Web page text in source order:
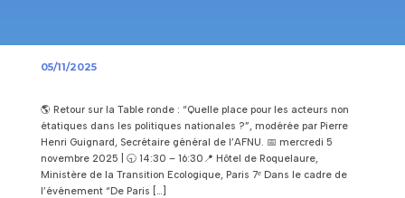
05/11/2025
🌎 Retour sur la Table ronde : “Quelle place pour les acteurs non
étatiques dans les politiques nationales ?”, modérée par Pierre
Henri Guignard, Secrétaire général de l’AFNU. 📅 mercredi 5
novembre 2025 | 🕤 14:30 – 16:30📍 Hôtel de Roquelaure,
Ministère de la Transition Ecologique, Paris 7ᵉ Dans le cadre de
l’événement “De Paris […]